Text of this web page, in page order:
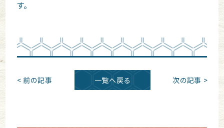
す。
< 前の記事 一覧へ戻る 次の記事 >